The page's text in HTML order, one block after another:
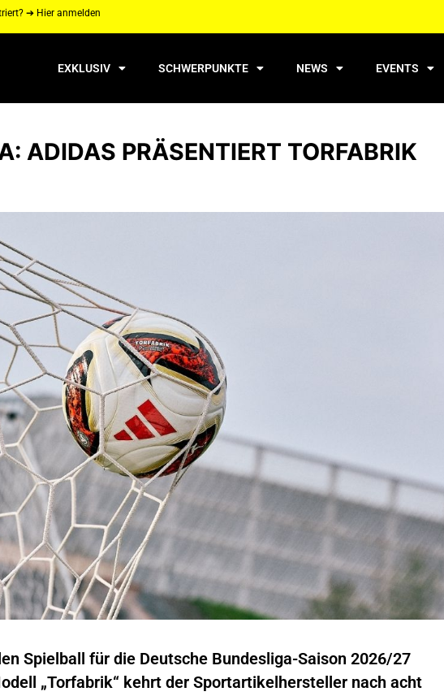
➔ Hier anmelden
EXKLUSIV SCHWERPUNKTE NEWS EVENTS
ADIDAS PRÄSENTIERT TORFABRIK
Spielball für die Deutsche Bundesliga-Saison 2026/27
„Torfabrik“ kehrt der Sportartikelhersteller nach acht